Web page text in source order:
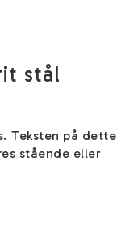
stål
Teksten på dette
stående eller